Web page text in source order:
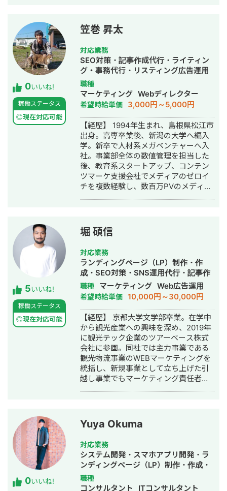
ムコーポレーション（ユーペイント）
様 ご依頼内容：Web集客を依頼したい
→サイト制作、SEO対策、リスティン
グ広告運用を実施 ◎商工会・業界メデ
ィア支援例 「東村山市商工会」様 「外
壁塗装の窓口」様 ほか多数 ◎難関キー
ワードで上位表示 ・「屋根」で1位 ・
「ガルバリウム 鋼板」で1位 ・「塗り
壁」で1位 ・「外壁塗装」で3位 ・「埼
玉 リフォーム」「千葉県 外壁塗装」
「つくば市 外壁塗装」など地域キーワ
ードでも1位を多数獲得 【自己紹介】
・高校卒業後、札幌市で老舗の施工会
社に就職。職人として活動する ・
RIZAPの子会社に転職し、10年勤務。
事業部で最年少の支配人となり、新規
出店などを経験 ・副業だったマーケテ
ィング技術をもって独立 ・個人事業と
連続で150％以上の業績アップを実現
【略歴】 2018年〜2021年 ・外壁塗装
会社の集客のプロとして個人事業主で
活動 2022年〜 ・トソーマ株式会社
代表取締役 >リフォーム業・建設業
の集客支援 >SEO事業 >リスティ
ング広告事業 >ホームページ・LP制
作事業 LINE（無料相談をご希望の方）
https://s.lmes.jp/landing-
qr/2000788262-7YNDe1MK?
uLand=UGw3dP トソーマ株式会社公
式サイト https://tosoma.co.jp 無料で
相談も受け付けています。 興味がある
方は、LINEでお気軽にご連絡ください
ませ。
0いいね!
稼働ステータス
◎現在対応可能
笠巻 昇太
対応業務
SEO対策・記事作成代行・ライティン
グ・事務代行・リスティング広告運用
代行・オウンドメディア制作・構築・
運用代行・AI活用
職種
マーケティング Webディレクター
希望時給単価 3,000円～5,000円
【経歴】 1994年生まれ、島根県松江市
出身。高専卒業後、新潟の大学へ編入
学。新卒で人材系メガベンチャーへ入
社。事業部全体の数値管理を担当した
後、教育系スタートアップ、コンテン
ツマーケ支援会社でメディアのゼロイ
チを複数経験し、数百万PVのメディア
ネルを横断した利益（LTV-ROAS）改
善を経験。 Web解析を軸に、集客→売
上→利益改善まで伴走します。
5いいね!
稼働ステータス
◎現在対応可能
堀 碩信
対応業務
ランディングページ（LP）制作・作
成・SEO対策・SNS運用代行・記事作
成代行・ライティング・ホームページ
制作・作成・リスティング広告運用代
行・オウンドメディア制作・構築・運
用代行
職種 マーケティング Web広告運用
希望時給単価 10,000円～30,000円
【経歴】 京都大学文学部卒業。在学中
から観光産業への興味を深め、2019年
に観光テック企業のツアーベース株式
会社に参画。同社では主力事業である
観光物流事業のWEBマーケティングを
統括し、新規事業として立ち上げた引
越し事業でもマーケティング責任者と
支援に従事。特にBtoBマーケティン
グ、リードジェネレーション、SEO戦
略の領域で支援実績を重ねる。 2021年
6月、デジタルマーケティング支援を手
がける株式会社deltaを設立、代表取締
役に就任。20社以上のクライアントの
事業成長を支援している。WEBマーケ
0いいね!
Yuya Okuma
対応業務
システム開発・スマホアプリ開発・ラ
ンディングページ（LP）制作・作成・
Youtubeチャンネル運営代行・立ち上
げ・ECサイト構築・ネットショップ作
職種
コンサルタント ITコンサルタント